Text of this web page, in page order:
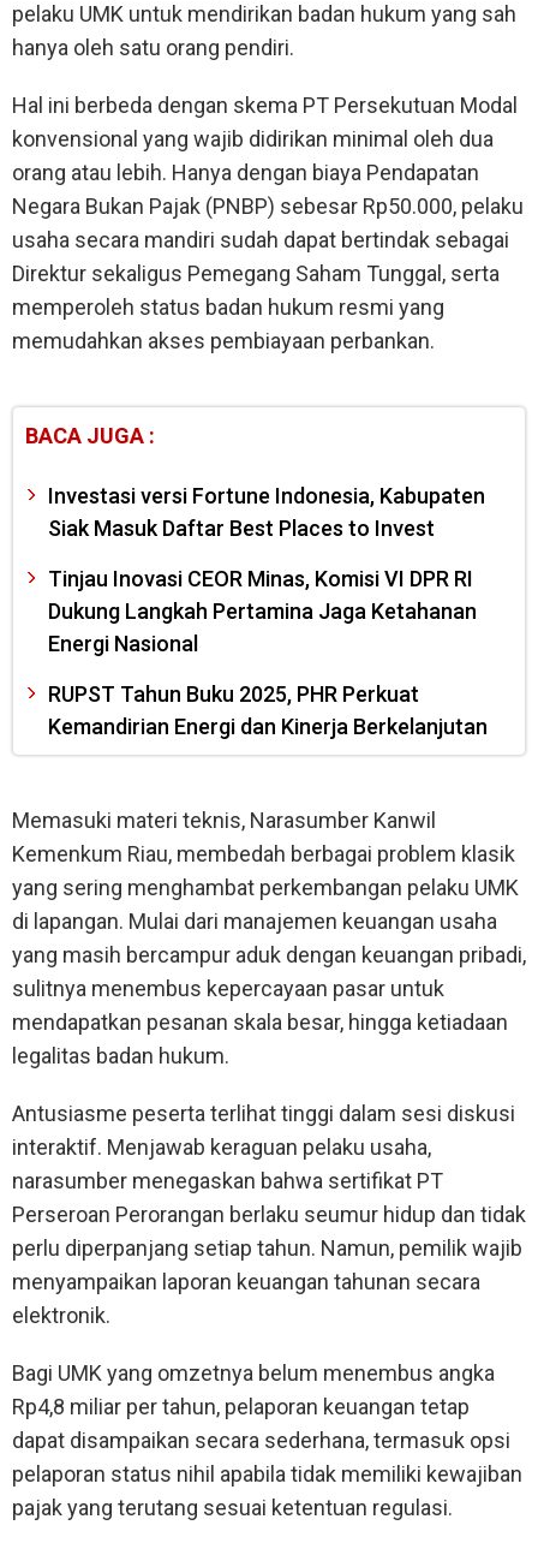
pelaku UMK untuk mendirikan badan hukum yang sah
hanya oleh satu orang pendiri.
Hal ini berbeda dengan skema PT Persekutuan Modal
konvensional yang wajib didirikan minimal oleh dua
orang atau lebih. Hanya dengan biaya Pendapatan
Negara Bukan Pajak (PNBP) sebesar Rp50.000, pelaku
usaha secara mandiri sudah dapat bertindak sebagai
Direktur sekaligus Pemegang Saham Tunggal, serta
memperoleh status badan hukum resmi yang
memudahkan akses pembiayaan perbankan.
BACA JUGA :
Investasi versi Fortune Indonesia, Kabupaten
Siak Masuk Daftar Best Places to Invest
Tinjau Inovasi CEOR Minas, Komisi VI DPR RI
Dukung Langkah Pertamina Jaga Ketahanan
Energi Nasional
RUPST Tahun Buku 2025, PHR Perkuat
Kemandirian Energi dan Kinerja Berkelanjutan
Memasuki materi teknis, Narasumber Kanwil
Kemenkum Riau, membedah berbagai problem klasik
yang sering menghambat perkembangan pelaku UMK
di lapangan. Mulai dari manajemen keuangan usaha
yang masih bercampur aduk dengan keuangan pribadi,
sulitnya menembus kepercayaan pasar untuk
mendapatkan pesanan skala besar, hingga ketiadaan
legalitas badan hukum.
Antusiasme peserta terlihat tinggi dalam sesi diskusi
interaktif. Menjawab keraguan pelaku usaha,
narasumber menegaskan bahwa sertifikat PT
Perseroan Perorangan berlaku seumur hidup dan tidak
perlu diperpanjang setiap tahun. Namun, pemilik wajib
menyampaikan laporan keuangan tahunan secara
elektronik.
Bagi UMK yang omzetnya belum menembus angka
Rp4,8 miliar per tahun, pelaporan keuangan tetap
dapat disampaikan secara sederhana, termasuk opsi
pelaporan status nihil apabila tidak memiliki kewajiban
pajak yang terutang sesuai ketentuan regulasi.